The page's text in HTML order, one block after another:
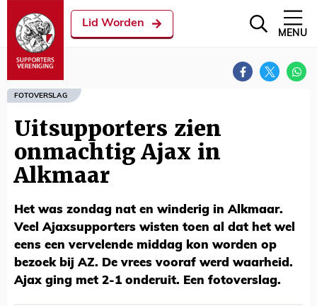
Lid Worden
MENU
FOTOVERSLAG
Uitsupporters zien
onmachtig Ajax in
Alkmaar
Het was zondag nat en winderig in Alkmaar.
Veel Ajaxsupporters wisten toen al dat het wel
eens een vervelende middag kon worden op
bezoek bij AZ. De vrees vooraf werd waarheid.
Ajax ging met 2-1 onderuit. Een fotoverslag.